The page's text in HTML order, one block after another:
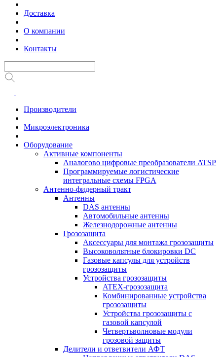
Доставка
О компании
Контакты
Производители
Микроэлектроника
Оборудование
Активные компоненты
Аналогово цифровые преобразователи ATSP
Программируемые логистические
интегральные схемы FPGA
Антенно-фидерный тракт
Антенны
DAS антенны
Автомобильные антенны
Железнодорожные антенны
Грозозащита
Аксессуары для монтажа грозозащиты
Высоковольтные блокировки DC
Газовые капсулы для устройств
грозозащиты
Устройства грозозащиты
ATEX-грозозащита
Комбинированные устройства
грозозащиты
Устройства грозозащиты с
газовой капсулой
Четвертьволновые модули
грозовой защиты
Делители и ответвители АФТ